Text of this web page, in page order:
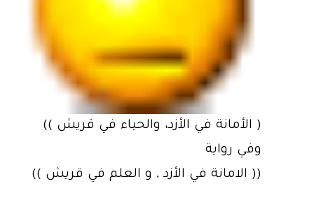
( الأمانة في الأزد، والحياء في قريش‏ ))
وفي رواية
(( الامانة في الأزد , و العلم في قريش ))